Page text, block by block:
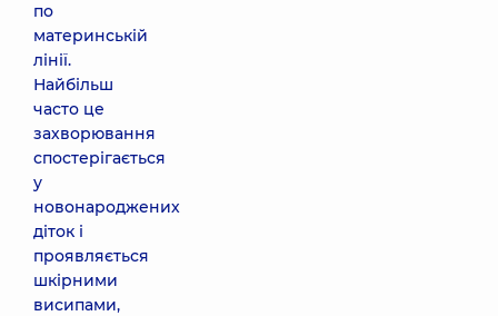
по
материнській
лінії.
Найбільш
часто це
захворювання
спостерігається
у
новонароджених
діток і
проявляється
шкірними
висипами,